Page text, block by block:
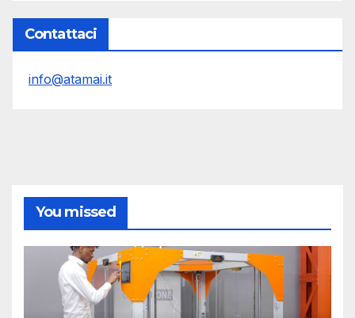
Contattaci
info@atamai.it
You missed